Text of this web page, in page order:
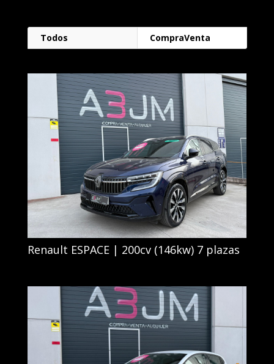
Todos CompraVenta
Renault ESPACE | 200cv (146kw) 7 plazas